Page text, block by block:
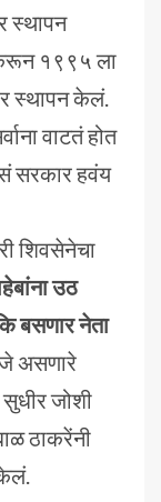
स्थापन
करून १९९५ ला
स्थापन केलं.
वाटतं होत
सरकार हवंय
शिवसेनेचा
उठ
बसणार नेता
असणारे
जोशी
ठाकरेंनी